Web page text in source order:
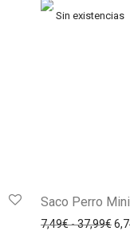
Saco Perro
7,49€-37,99€